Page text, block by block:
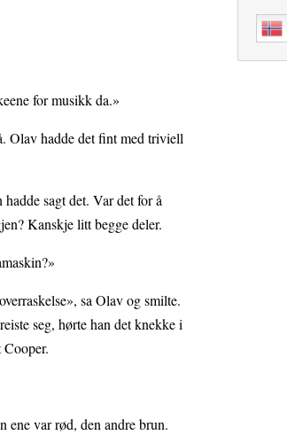
for musikk da.»
Olav hadde det fint med triviell
sagt det. Var det for å
Kanskje litt begge deler.
sa Olav og smilte.
seg, hørte han det knekke i
ene var rød, den andre brun.